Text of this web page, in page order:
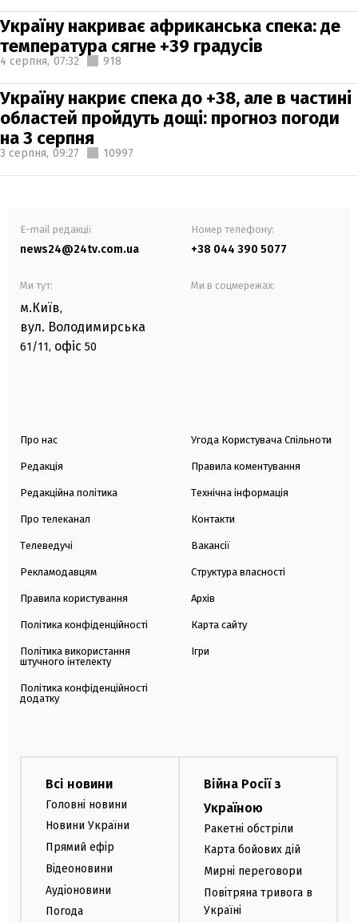
Україну накриває африканська спека: де
температура сягне +39 градусів
4 серпня, 07:32 918
Україну накриє спека до +38, але в частині
областей пройдуть дощі: прогноз погоди
на 3 серпня
3 серпня, 09:27 10997
E-mail редакції
news24@24tv.com.ua
Номер телефону:
+38 044 390 5077
Ми тут:
м.Київ,
вул. Володимирська
61/11, офіс 50
Ми в соцмережах:
Про нас
Редакція
Редакційна політика
Про телеканал
Телеведучі
Рекламодавцям
Правила користування
Політика конфіденційності
Політика використання
штучного інтелекту
Політика конфіденційності
додатку
Угода Користувача Спільноти
Правила коментування
Технічна інформація
Контакти
Вакансії
Структура власності
Архів
Карта сайту
Ігри
Всі новини
Головні новини
Новини України
Прямий ефір
Відеоновини
Аудіоновини
Погода
Війна Росії з
Україною
Ракетні обстріли
Карта бойових дій
Мирні переговори
Повітряна тривога в
Україні